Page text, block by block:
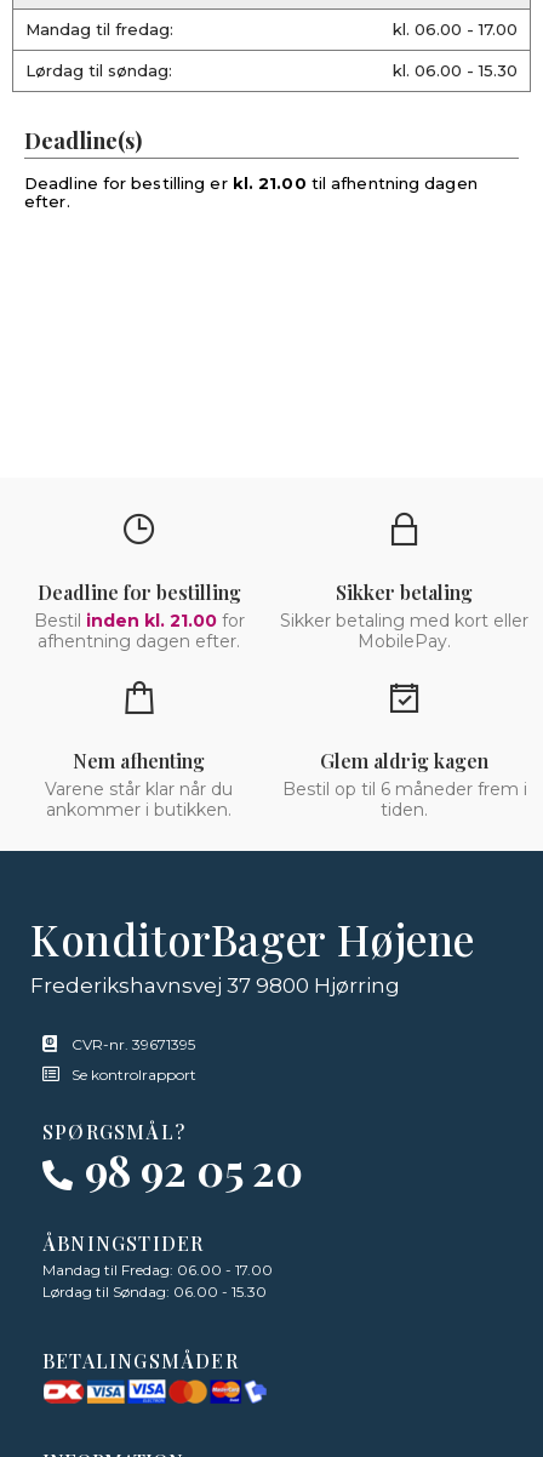
Mandag til fredag: kl. 06.00 - 17.00
Lørdag til søndag: kl. 06.00 - 15.30
Deadline(s)
Deadline for bestilling er kl. 21.00 til afhentning dagen
efter.
Deadline for bestilling
Bestil inden kl. 21.00for
afhentning dagen efter.
Sikker betaling
Sikker betaling med kort eller
MobilePay.
Nem afhenting
Varene står klar når du
ankommer i butikken.
Glem aldrig kagen
Bestil op til 6 måneder frem i
tiden.
KonditorBager Højene
Frederikshavnsvej 37 9800 Hjørring
CVR-nr. 39671395
Se kontrolrapport
SPØRGSMÅL?
98 92 05 20
ÅBNINGSTIDER
Mandag til Fredag: 06.00 - 17.00
Lørdag til Søndag: 06.00 - 15.30
BETALINGSMÅDER